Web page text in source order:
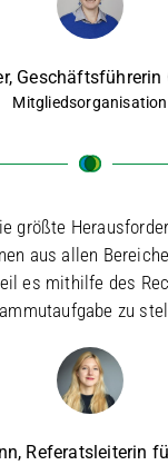
Mitgliedsorganisation
größte
aus allen
es mithilfe des
zu
Referatsleiterin